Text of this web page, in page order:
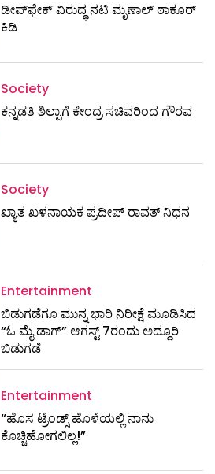
ಡೀಪ್‌ಫೇಕ್ ವಿರುದ್ಧ ನಟಿ ಮೃಣಾಲ್ ಠಾಕೂರ್
ಕಿಡಿ
Society
ಕನ್ನಡತಿ ಶಿಲ್ಪಾಗೆ ಕೇಂದ್ರ ಸಚಿವರಿಂದ ಗೌರವ
Society
ಖ್ಯಾತ ಖಳನಾಯಕ ಪ್ರದೀಪ್ ರಾವತ್‌ ನಿಧನ
Entertainment
ಬಿಡುಗಡೆಗೂ ಮುನ್ನ ಭಾರಿ ನಿರೀಕ್ಷೆ ಮೂಡಿಸಿದ
“ಓ ಮೈ ಡಾಗ್” ಆಗಸ್ಟ್ 7ರಂದು ಅದ್ದೂರಿ
ಬಿಡುಗಡೆ
Entertainment
“ಹೊಸ ಟ್ರೆಂಡ್ಸ್ ಹೊಳೆಯಲ್ಲಿ ನಾನು
ಕೊಚ್ಚಿಹೋಗಲಿಲ್ಲ!”